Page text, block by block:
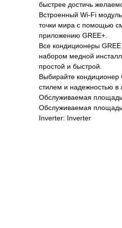
быстрее достичь
Встроенный Wi-Fi
точки мира с помощью
приложению GREE+.
Все кондиционеры
набором медной
простой и быстрой.
Выбирайте кондиционер
стилем и надежностью в
Обслуживаемая
Обслуживаемая
Inverter: Inverter